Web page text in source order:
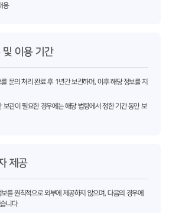
응
이용 기간
문의 처리 완료 후 1년간 보관하며, 이후 해당 정보를 지
보관이 필요한 경우에는 해당 법령에서 정한 기간 동안 보
제공
를 원칙적으로 외부에 제공하지 않으며, 다음의 경우에
니다.